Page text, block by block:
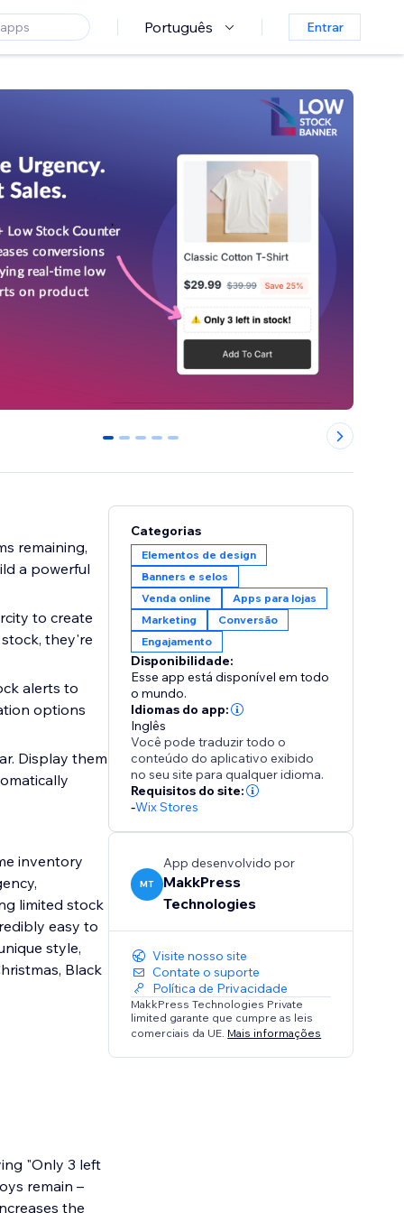
Português Entrar
0 1 2 3 4
remaining,
a powerful
to create
they're
alerts to
options
Display them
inventory
limited stock
easy to
style,
Black
"Only 3 left
remain –
the
Categorias
Elementos de design
Banners e selos
Venda online
Apps para lojas
Marketing
Conversão
Engajamento
Disponibilidade:
Esse app está disponível em todo
o mundo.
Idiomas do app:
Inglês
Você pode traduzir todo o
conteúdo do aplicativo exibido
no seu site para qualquer idioma.
Requisitos do site:
-Wix Stores
MT
App desenvolvido por
MakkPress
Technologies
Visite nosso site
Contate o suporte
Política de Privacidade
MakkPress Technologies Private
limited garante que cumpre as leis
comerciais da UE. Mais informações